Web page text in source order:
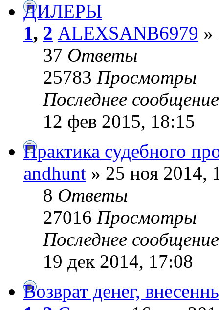
ДИЛЕРЫ
1, 2 ALEXSANB6979 »
37 Ответы
25783 Просмотры
Последнее
12 фев 2015, 18:15
Практика судебного
andhunt » 25 ноя 2014,
8 Ответы
27016 Просмотры
Последнее
19 дек 2014, 17:08
Возврат денег,